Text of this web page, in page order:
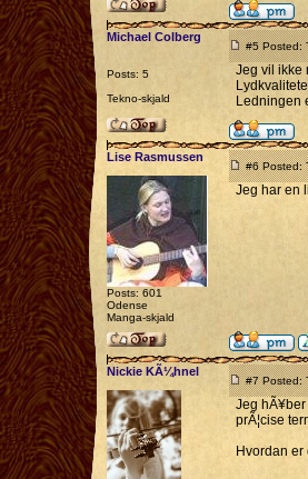
Michael Colberg
Posts: 5
Tekno-skjald
#5 Posted:
Jeg vil ikke
Ledningen
Lise Rasmussen
Posts: 601
Odense
Manga-skjald
#6 Posted:
Jeg har en
Nickie KÃ¼hnel
#7 Posted:
Jeg
prÃ¦cise
Hvordan